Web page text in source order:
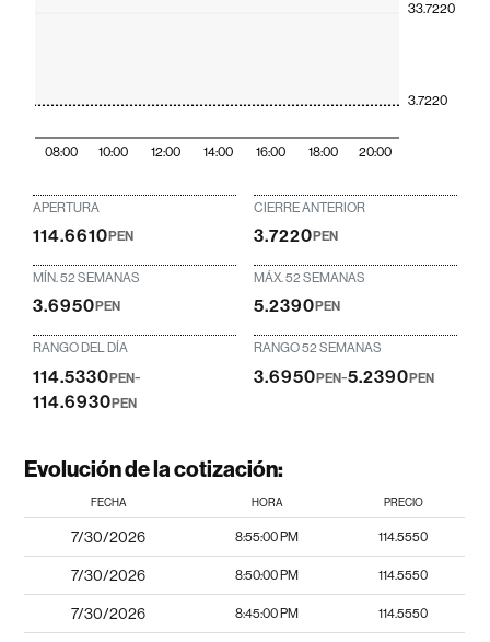
08:00 10:00 12:00 14:00 16:00 18:00 20:00
3.7220
33.7220
APERTURA
114.6610PEN
CIERRE ANTERIOR
3.7220PEN
MÍN. 52 SEMANAS
3.6950PEN
MÁX. 52 SEMANAS
5.2390PEN
RANGO DEL DÍA
114.5330PEN-
114.6930PEN
RANGO 52 SEMANAS
3.6950 PEN-5.2390 PEN
Evolución de la cotización:
FECHA HORA PRECIO
7/30/2026 8:55:00 PM 114.5550
7/30/2026 8:50:00 PM 114.5550
7/30/2026 8:45:00 PM 114.5550